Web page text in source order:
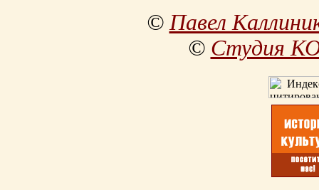
©Павел
© Студия